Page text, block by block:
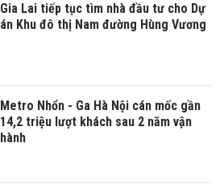
Gia Lai tiếp tục tìm nhà đầu tư cho Dự
án Khu đô thị Nam đường Hùng Vương
Metro Nhổn - Ga Hà Nội cán mốc gần
14,2 triệu lượt khách sau 2 năm vận
hành